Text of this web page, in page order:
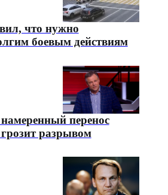
что нужно
боевым действиям
перенос
разрывом